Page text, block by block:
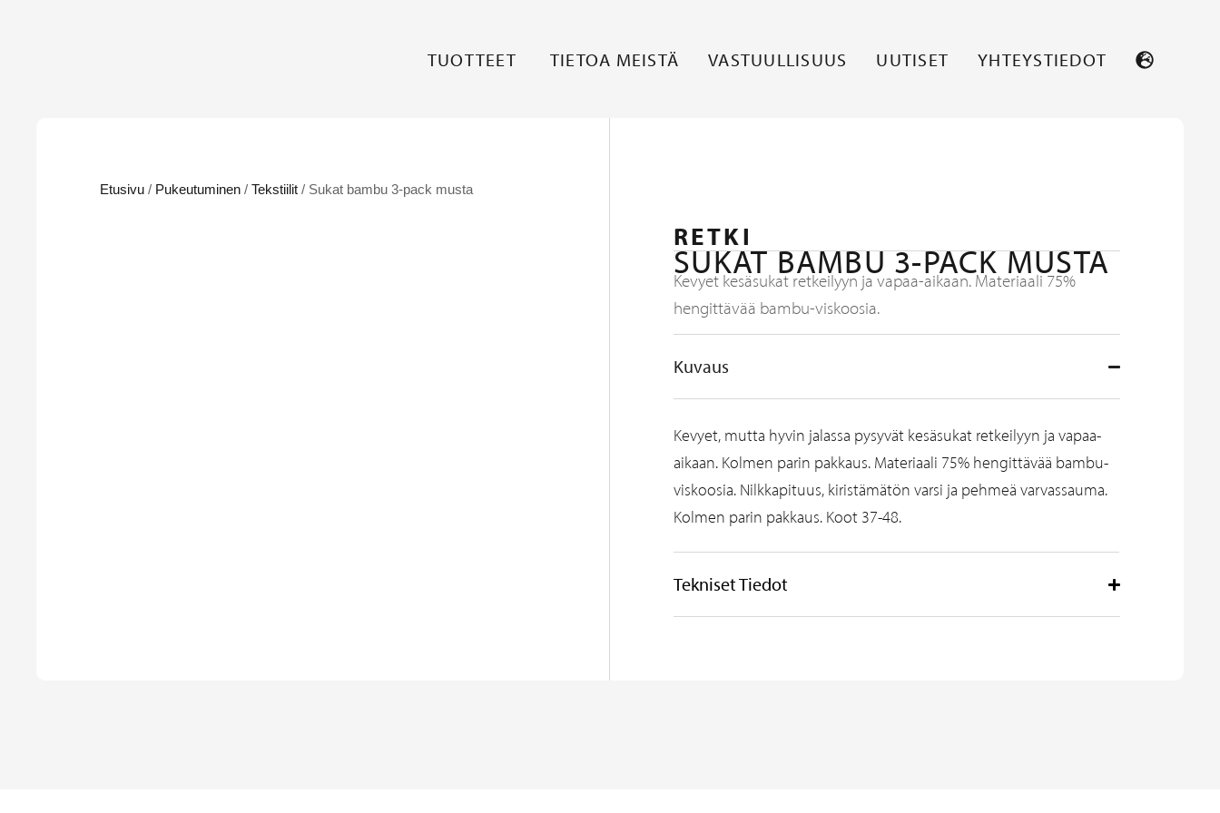
TUOTTEET TIETOA MEISTÄ VASTUULLISUUS UUTISET YHTEYSTIEDOT
Etusivu / Pukeutuminen / Tekstiilit / Sukat bambu 3-pack musta
RETKI
SUKAT BAMBU 3-PACK MUSTA
Kevyet kesäsukat retkeilyyn ja vapaa-aikaan. Materiaali 75%
hengittävää bambu-viskoosia.
Kuvaus
Kevyet, mutta hyvin jalassa pysyvät kesäsukat retkeilyyn ja vapaa-
aikaan. Kolmen parin pakkaus. Materiaali 75% hengittävää bambu-
viskoosia. Nilkkapituus, kiristämätön varsi ja pehmeä varvassauma.
Kolmen parin pakkaus. Koot 37-48.
Tekniset Tiedot